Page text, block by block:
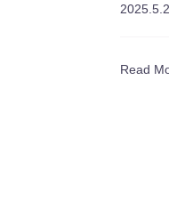
Read